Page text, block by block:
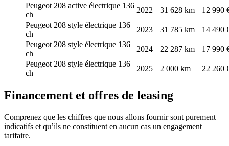
Peugeot 208 active électrique 136
ch
2022 31 628 km
12 990
Peugeot 208 style électrique 136
ch
2023 31 785 km
14 490
Peugeot 208 style électrique 136
ch
2024 22 287 km
17 990
Peugeot 208 style électrique 136
ch
2025 2 000 km 22 260
Financement et offres de leasing
Comprenez que les chiffres que nous allons fournir sont purement
indicatifs et qu’ils ne constituent en aucun cas un engagement
tarifaire.